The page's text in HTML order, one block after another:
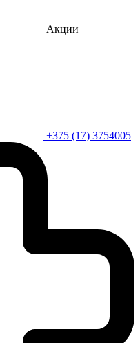
Акции
+375 (17) 3754005